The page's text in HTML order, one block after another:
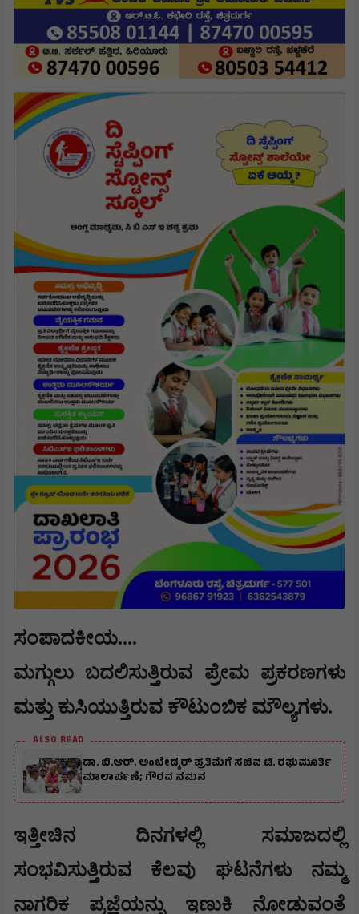
ಸಂಪಾದಕೀಯ....
ಮಗ್ಗುಲು ಬದಲಿಸುತ್ತಿರುವ ಪ್ರೇಮ ಪ್ರಕರಣಗಳು
ಮತ್ತು ಕುಸಿಯುತ್ತಿರುವ ಕೌಟುಂಬಿಕ ಮೌಲ್ಯಗಳು.
ALSO READ
ಡಾ. ಬಿ.ಆರ್. ಅಂಬೇಡ್ಕರ್ ಪ್ರತಿಮೆಗೆ ಸಚಿವ ಟಿ. ರಘುಮೂರ್ತಿ
ಮಾಲಾರ್ಪಣೆ; ಗೌರವ ನಮನ
​ಇತ್ತೀಚಿನ ದಿನಗಳಲ್ಲಿ ಸಮಾಜದಲ್ಲಿ
ಸಂಭವಿಸುತ್ತಿರುವ ಕೆಲವು ಘಟನೆಗಳು ನಮ್ಮ
ನಾಗರಿಕ ಪ್ರಜ್ಞೆಯನ್ನು ಇಣುಕಿ ನೋಡುವಂತೆ